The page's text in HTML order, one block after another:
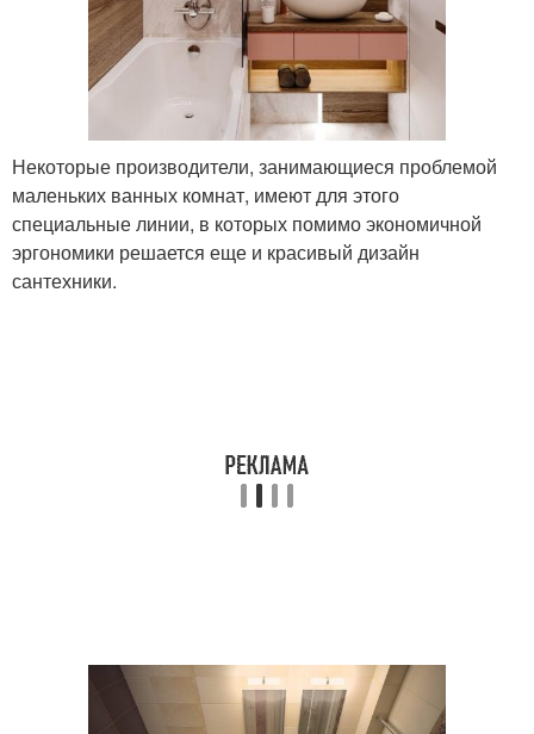
Некоторые производители, занимающиеся проблемой
маленьких ванных комнат, имеют для этого
специальные линии, в которых помимо экономичной
эргономики решается еще и красивый дизайн
сантехники.